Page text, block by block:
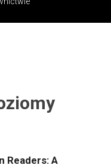
Readers: A